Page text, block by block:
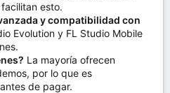
esto.
y compatibilidad con
Evolution y FL Studio Mobile
La mayoría ofrecen
por lo que es
de pagar.